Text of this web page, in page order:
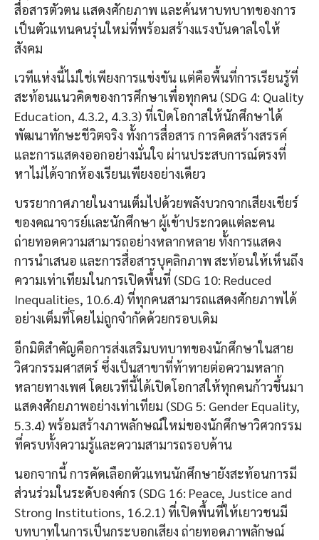
สื่อสารตัวตน แสดงศักยภาพ และค้นหาบทบาทของการ
เป็นตัวแทนคนรุ่นใหม่ที่พร้อมสร้างแรงบันดาลใจให้
สังคม
เวทีแห่งนี้ไม่ใช่เพียงการแข่งขัน แต่คือพื้นที่การเรียนรู้ที่
สะท้อนแนวคิดของการศึกษาเพื่อทุกคน (SDG 4: Quality
Education, 4.3.2, 4.3.3) ที่เปิดโอกาสให้นักศึกษาได้
พัฒนาทักษะชีวิตจริง ทั้งการสื่อสาร การคิดสร้างสรรค์
และการแสดงออกอย่างมั่นใจ ผ่านประสบการณ์ตรงที่
หาไม่ได้จากห้องเรียนเพียงอย่างเดียว
บรรยากาศภายในงานเต็มไปด้วยพลังบวกจากเสียงเชียร์
ของคณาจารย์และนักศึกษา ผู้เข้าประกวดแต่ละคน
ถ่ายทอดความสามารถอย่างหลากหลาย ทั้งการแสดง
การนำเสนอ และการสื่อสารบุคลิกภาพ สะท้อนให้เห็นถึง
ความเท่าเทียมในการเปิดพื้นที่ (SDG 10: Reduced
Inequalities, 10.6.4) ที่ทุกคนสามารถแสดงศักยภาพได้
อย่างเต็มที่โดยไม่ถูกจำกัดด้วยกรอบเดิม
อีกมิติสำคัญคือการส่งเสริมบทบาทของนักศึกษาในสาย
วิศวกรรมศาสตร์ ซึ่งเป็นสาขาที่ท้าทายต่อความหลาก
หลายทางเพศ โดยเวทีนี้ได้เปิดโอกาสให้ทุกคนก้าวขึ้นมา
แสดงศักยภาพอย่างเท่าเทียม (SDG 5: Gender Equality,
5.3.4) พร้อมสร้างภาพลักษณ์ใหม่ของนักศึกษาวิศวกรรม
ที่ครบทั้งความรู้และความสามารถรอบด้าน
นอกจากนี้ การคัดเลือกตัวแทนนักศึกษายังสะท้อนการมี
ส่วนร่วมในระดับองค์กร (SDG 16: Peace, Justice and
Strong Institutions, 16.2.1) ที่เปิดพื้นที่ให้เยาวชนมี
บทบาทในการเป็นกระบอกเสียง ถ่ายทอดภาพลักษณ์